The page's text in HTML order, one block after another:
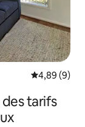
Évaluation
4,89 (9)
tarifs